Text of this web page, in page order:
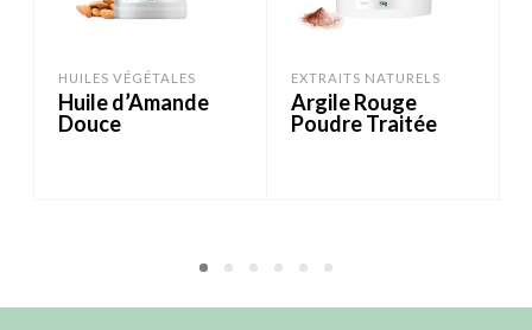
HUILES VÉGÉTALES
Huile d’Amande
Douce
EXTRAITS NATURELS
Argile Rouge
Poudre Traitée